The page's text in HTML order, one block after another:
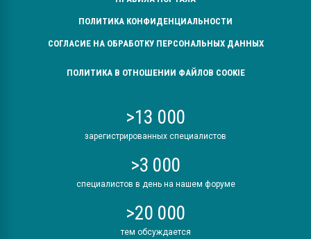
ПОЛИТИКА КОНФИДЕНЦИАЛЬНОСТИ
СОГЛАСИЕ НА ОБРАБОТКУ ПЕРСОНАЛЬНЫХ ДАННЫХ
ПОЛИТИКА В ОТНОШЕНИИ ФАЙЛОВ COOKIE
>13 000
зарегистрированных специалистов
>3 000
специалистов в день на нашем форуме
>20 000
тем обсуждается